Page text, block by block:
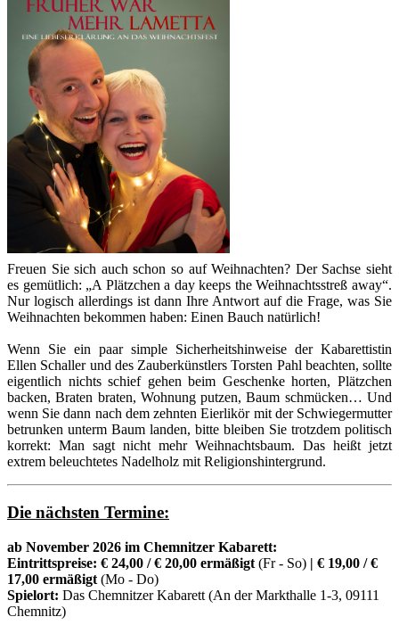
Freuen Sie sich auch schon so auf Weihnachten? Der Sachse sieht
es gemütlich: „A Plätzchen a day keeps the Weihnachtsstreß away“.
Nur logisch allerdings ist dann Ihre Antwort auf die Frage, was Sie
Weihnachten bekommen haben: Einen Bauch natürlich!
Wenn Sie ein paar simple Sicherheitshinweise der Kabarettistin
Ellen Schaller und des Zauberkünstlers Torsten Pahl beachten, sollte
eigentlich nichts schief gehen beim Geschenke horten, Plätzchen
backen, Braten braten, Wohnung putzen, Baum schmücken… Und
wenn Sie dann nach dem zehnten Eierlikör mit der Schwiegermutter
betrunken unterm Baum landen, bitte bleiben Sie trotzdem politisch
korrekt: Man sagt nicht mehr Weihnachtsbaum. Das heißt jetzt
extrem beleuchtetes Nadelholz mit Religionshintergrund.
Die nächsten Termine:
ab November 2026 im Chemnitzer Kabarett:
Eintrittspreise: € 24,00 / € 20,00 ermäßigt (Fr - So) | € 19,00 / €
17,00 ermäßigt (Mo - Do)
Spielort: Das Chemnitzer Kabarett (An der Markthalle 1-3, 09111
Chemnitz)